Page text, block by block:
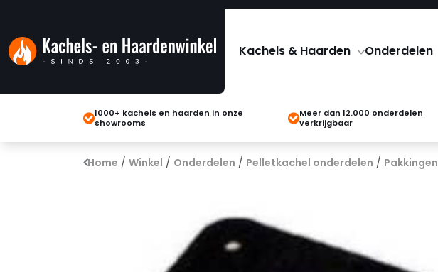
Kachels & Haarden Onderdelen
1000+ kachels en haarden in onze
showrooms
Meer dan 12.000 onderdelen
verkrijgbaar
Home / Winkel / Onderdelen / Pelletkachel onderdelen / Pakkingen